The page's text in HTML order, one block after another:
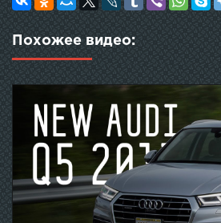
Похожее видео: